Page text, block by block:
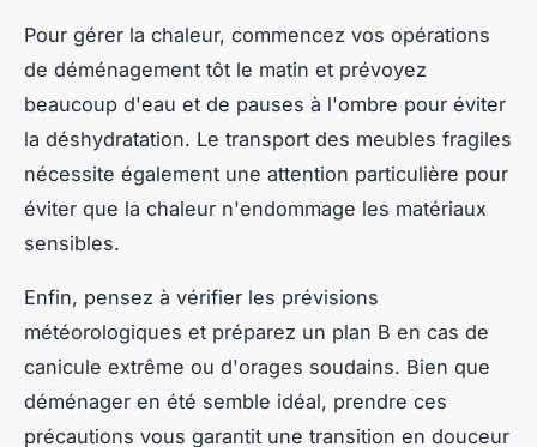
Pour gérer la chaleur, commencez vos opérations
de déménagement tôt le matin et prévoyez
beaucoup d'eau et de pauses à l'ombre pour éviter
la déshydratation. Le transport des meubles fragiles
nécessite également une attention particulière pour
éviter que la chaleur n'endommage les matériaux
sensibles.
Enfin, pensez à vérifier les prévisions
météorologiques et préparez un plan B en cas de
canicule extrême ou d'orages soudains. Bien que
déménager en été semble idéal, prendre ces
précautions vous garantit une transition en douceur